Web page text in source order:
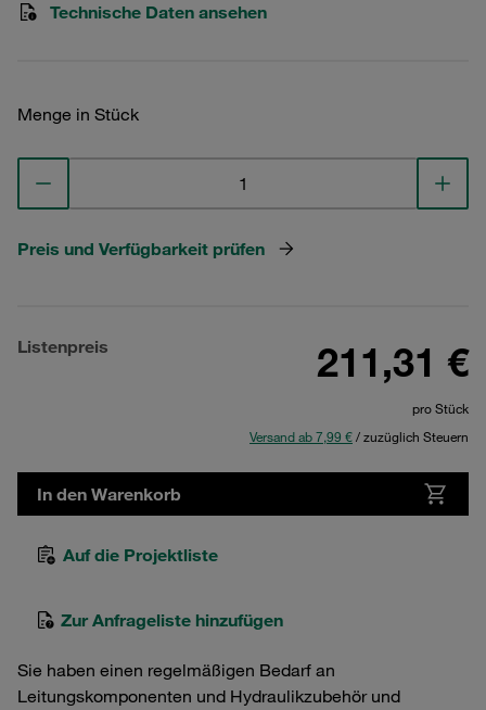
Technische Daten ansehen
Menge in Stück
Preis und Verfügbarkeit prüfen
Listenpreis 211,31 €
pro Stück
Versand ab 7,99 €/ zuzüglich Steuern
In den Warenkorb
Auf die Projektliste
Zur Anfrageliste hinzufügen
Sie haben einen regelmäßigen Bedarf an
Leitungskomponenten und Hydraulikzubehör und